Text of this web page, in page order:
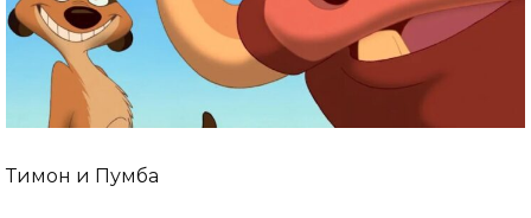
Тимон и Пумба